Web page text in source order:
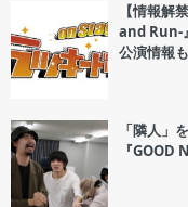
【情報解
and Run-
公演情報
「隣人」
『GOOD